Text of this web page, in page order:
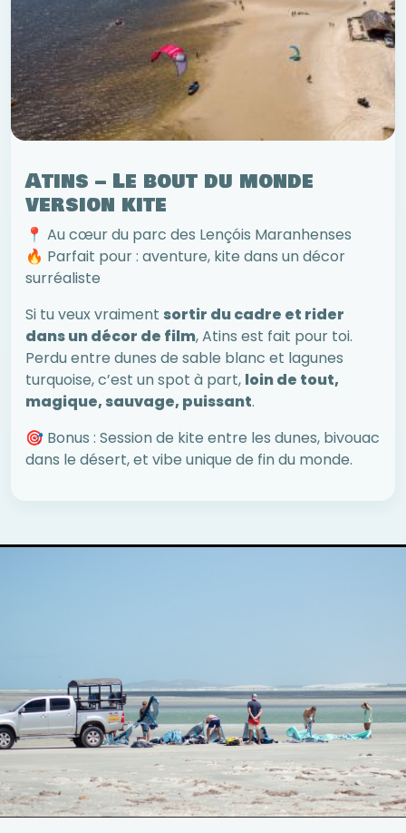
Atins – Le bout du monde
version kite
📍 Au cœur du parc des Lençóis Maranhenses
🔥 Parfait pour : aventure, kite dans un décor
surréaliste
Si tu veux vraiment sortir du cadre et rider
dans un décor de film, Atins est fait pour toi.
Perdu entre dunes de sable blanc et lagunes
turquoise, c’est un spot à part, loin de tout,
magique, sauvage, puissant.
🎯 Bonus : Session de kite entre les dunes, bivouac
dans le désert, et vibe unique de fin du monde.